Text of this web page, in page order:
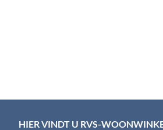
HIER VINDT U RVS-